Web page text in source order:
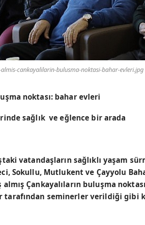
almis-cankayalilarin-bulusma-noktasi-bahar-evleri.jpg
noktası: bahar evleri
sağlık ve eğlence bir arada
vatandaşların sağlıklı yaşam
Sokullu, Mutlukent ve Çayyolu
Çankayalıların buluşma
seminerler verildiği gibi